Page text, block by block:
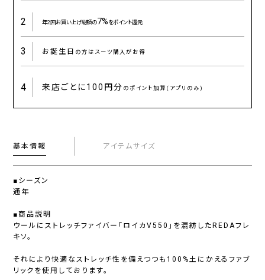
2 年2回お買い上げ総額の7%をポイント還元
3 お誕生日 の方はスーツ購入がお得
4 来店ごとに100円分 のポイント加算(アプリのみ)
基本情報 アイテムサイズ
■シーズン
通年
■商品説明
ウールにストレッチファイバー「ロイカV550」を混紡したREDAフレ
キソ。
それにより快適なストレッチ性を備えつつも100%土にかえるファブ
リックを使用しております。